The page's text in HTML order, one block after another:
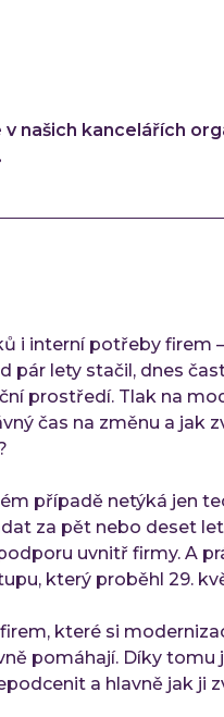
našich kancelářích
i interní potřeby firem
pár lety stačil, dnes
prostředí. Tlak na
čas na změnu a jak
případě netýká jen
za pět nebo deset
uvnitř firmy. A
který proběhl 29.
které si
pomáhají. Díky tomu
a hlavně jak ji